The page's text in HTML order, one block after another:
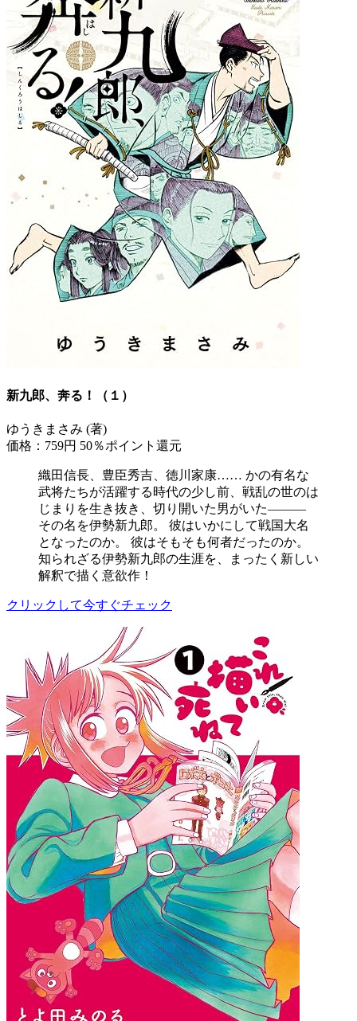
新九郎、奔る！（１）
ゆうきまさみ (著)
価格：759円 50％ポイント還元
織田信長、豊臣秀吉、徳川家康…… かの有名な
武将たちが活躍する時代の少し前、戦乱の世のは
じまりを生き抜き、切り開いた男がいた―――
その名を伊勢新九郎。 彼はいかにして戦国大名
となったのか。 彼はそもそも何者だったのか。
知られざる伊勢新九郎の生涯を、まったく新しい
解釈で描く意欲作！
クリックして今すぐチェック